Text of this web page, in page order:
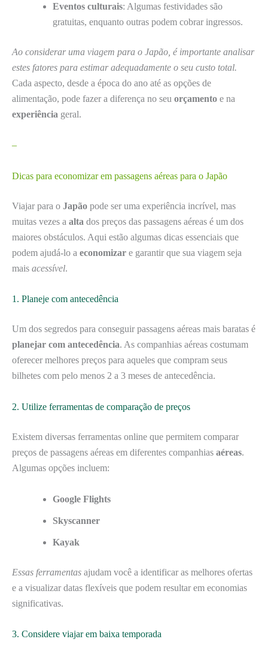
Eventos culturais: Algumas festividades são
gratuitas, enquanto outras podem cobrar ingressos.
Ao considerar uma viagem para o Japão, é importante analisar
estes fatores para estimar adequadamente o seu custo total.
Cada aspecto, desde a época do ano até as opções de
alimentação, pode fazer a diferença no seu orçamento e na
experiência geral.
–
Dicas para economizar em passagens aéreas para o Japão
Viajar para o Japão pode ser uma experiência incrível, mas
muitas vezes a alta dos preços das passagens aéreas é um dos
maiores obstáculos. Aqui estão algumas dicas essenciais que
podem ajudá-lo a economizar e garantir que sua viagem seja
mais acessível.
1. Planeje com antecedência
Um dos segredos para conseguir passagens aéreas mais baratas é
planejar com antecedência. As companhias aéreas costumam
oferecer melhores preços para aqueles que compram seus
bilhetes com pelo menos 2 a 3 meses de antecedência.
2. Utilize ferramentas de comparação de preços
Existem diversas ferramentas online que permitem comparar
preços de passagens aéreas em diferentes companhias aéreas.
Algumas opções incluem:
Google Flights
Skyscanner
Kayak
Essas ferramentas ajudam você a identificar as melhores ofertas
e a visualizar datas flexíveis que podem resultar em economias
significativas.
3. Considere viajar em baixa temporada